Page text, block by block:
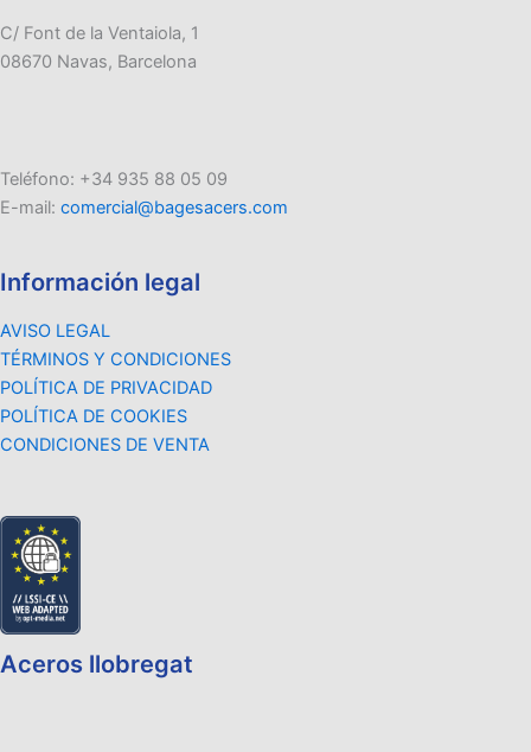
C/ Font de la Ventaiola, 1
08670 Navas, Barcelona
Teléfono: +34 935 88 05 09
E-mail: comercial@bagesacers.com
Información legal
AVISO LEGAL
TÉRMINOS Y CONDICIONES
POLÍTICA DE PRIVACIDAD
POLÍTICA DE COOKIES
CONDICIONES DE VENTA
Aceros llobregat